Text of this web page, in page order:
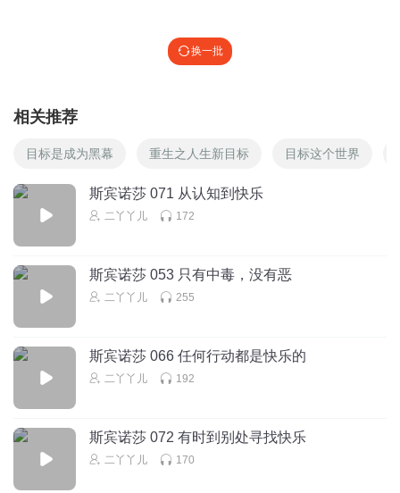
换一批
相关推荐
目标是成为黑幕 重生之人生新目标 目标这个世界
斯宾诺莎 071 从认知到快乐
二丫丫儿 172
斯宾诺莎 053 只有中毒，没有恶
二丫丫儿 255
斯宾诺莎 066 任何行动都是快乐的
二丫丫儿 192
斯宾诺莎 072 有时到别处寻找快乐
二丫丫儿 170